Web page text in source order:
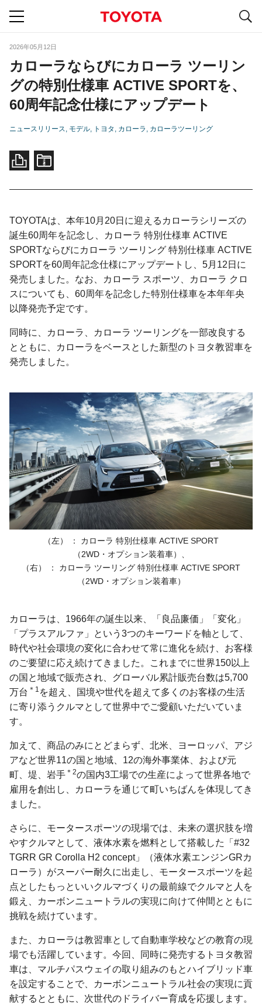
2026年05月12日
カローラならびにカローラ ツーリン
グの特別仕様車 ACTIVE SPORTを、
60周年記念仕様にアップデート
ニュースリリース モデル トヨタ カローラ カローラツーリング
TOYOTAは、本年10月20日に迎えるカローラシリーズの
誕生60周年を記念し、カローラ 特別仕様車 ACTIVE
SPORTならびにカローラ ツーリング 特別仕様車 ACTIVE
SPORTを60周年記念仕様にアップデートし、5月12日に
発売しました。なお、カローラ スポーツ、カローラ クロ
スについても、60周年を記念した特別仕様車を本年年央
以降発売予定です。
同時に、カローラ、カローラ ツーリングを一部改良する
とともに、カローラをベースとした新型のトヨタ教習車を
発売しました。
（左） ： カローラ 特別仕様車 ACTIVE SPORT
（2WD・オプション装着車）、
（右） ： カローラ ツーリング 特別仕様車 ACTIVE SPORT
（2WD・オプション装着車）
カローラは、1966年の誕生以来、「良品廉価」「変化」
「プラスアルファ」という3つのキーワードを軸として、
時代や社会環境の変化に合わせて常に進化を続け、お客様
のご要望に応え続けてきました。これまでに世界150以上
の国と地域で販売され、グローバル累計販売台数は5,700
万台 ＊1 を超え、国境や世代を超えて多くのお客様の生活
に寄り添うクルマとして世界中でご愛顧いただいていま
す。
加えて、商品のみにとどまらず、北米、ヨーロッパ、アジ
アなど世界11の国と地域、12の海外事業体、および元
町、堤、岩手 ＊2の国内3工場での生産によって世界各地で
雇用を創出し、カローラを通じて町いちばんを体現してき
ました。
さらに、モータースポーツの現場では、未来の選択肢を増
やすクルマとして、液体水素を燃料として搭載した「#32
TGRR GR Corolla H2 concept」（液体水素エンジンGRカ
ローラ）がスーパー耐久に出走し、モータースポーツを起
点としたもっといいクルマづくりの最前線でクルマと人を
鍛え、カーボンニュートラルの実現に向けて仲間とともに
挑戦を続けています。
また、カローラは教習車として自動車学校などの教育の現
場でも活躍しています。今回、同時に発売するトヨタ教習
車は、マルチパスウェイの取り組みのもとハイブリッド車
を設定することで、カーボンニュートラル社会の実現に貢
献するとともに、次世代のドライバー育成を応援します。